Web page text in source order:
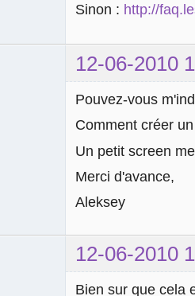
Sinon : http://
12-06-2010
Pouvez-vous
Comment créer
Un petit screen
Merci d'avance,
Aleksey
12-06-2010
Bien sur que cela